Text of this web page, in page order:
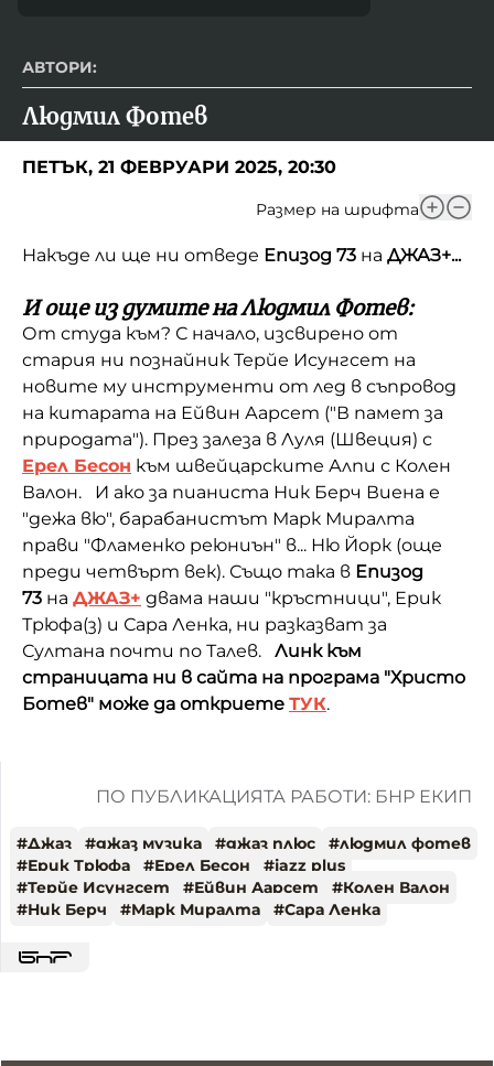
АВТОРИ:
Людмил Фотев
ПЕТЪК, 21 ФЕВРУАРИ 2025, 20:30
Размер на шрифта
Накъде ли ще ни отведе Епизод 73 на ДЖАЗ+...
И още из думите на Людмил Фотев:
От студа към? С начало, изсвирено от
стария ни познайник Терйе Исунгсет на
новите му инструменти от лед в съпровод
на китарата на Ейвин Аарсет ("В памет за
природата"). През залеза в Луля (Швеция) с
Ерел Бесон към швейцарските Алпи с Колен
Валон. И ако за пианиста Ник Берч Виена е
"дежа вю", барабанистът Марк Миралта
прави "Фламенко реюниън" в... Ню Йорк (още
преди четвърт век). Също така в Епизод
73 на ДЖАЗ+ двама наши "кръстници", Ерик
Трюфа(з) и Сара Ленка, ни разказват за
Султана почти по Талев. Линк към
страницата ни в сайта на програма "Христо
Ботев" може да откриете ТУК.
ПО ПУБЛИКАЦИЯТА РАБОТИ: БНР ЕКИП
#Джаз #джаз музика #джаз плюс #людмил фотев
#Ерик Трюфа #Ерел Бесон #jazz plus
#Терйе Исунгсет #Ейвин Аарсет #Колен Валон
#Ник Берч #Марк Миралта #Сара Ленка